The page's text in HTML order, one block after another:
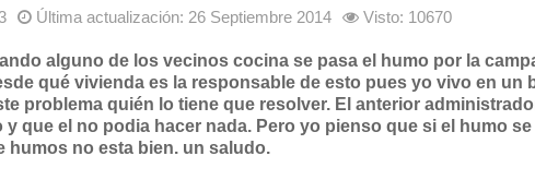
Última actualización: 26 Septiembre 2014 Visto: 10670
alguno de los vecinos cocina se pasa el humo por la
qué vivienda es la responsable de esto pues yo vivo en
problema quién lo tiene que resolver. El anterior
que el no podia hacer nada. Pero yo pienso que si el humo
humos no esta bien. un saludo.